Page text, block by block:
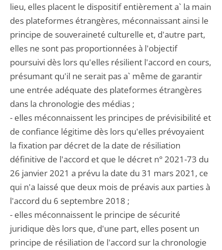
lieu, elles placent le dispositif entièrement a` la main
des plateformes étrangères, méconnaissant ainsi le
principe de souveraineté culturelle et, d'autre part,
elles ne sont pas proportionnées à l'objectif
poursuivi dès lors qu'elles résilient l'accord en cours,
présumant qu'il ne serait pas a` même de garantir
une entrée adéquate des plateformes étrangères
dans la chronologie des médias ;
- elles méconnaissent les principes de prévisibilité et
de confiance légitime dès lors qu'elles prévoyaient
la fixation par décret de la date de résiliation
définitive de l'accord et que le décret n° 2021-73 du
26 janvier 2021 a prévu la date du 31 mars 2021, ce
qui n'a laissé que deux mois de préavis aux parties à
l'accord du 6 septembre 2018 ;
- elles méconnaissent le principe de sécurité
juridique dès lors que, d'une part, elles posent un
principe de résiliation de l'accord sur la chronologie